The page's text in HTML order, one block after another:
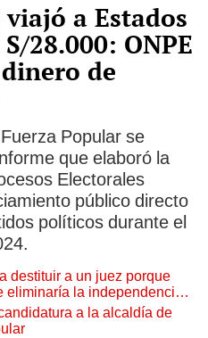
a Estados
28.000: ONPE
de
Popular se
que elaboró la
Electorales
público directo
políticos durante el
destituir a un juez porque
eliminaría la independencia
a la alcaldía de